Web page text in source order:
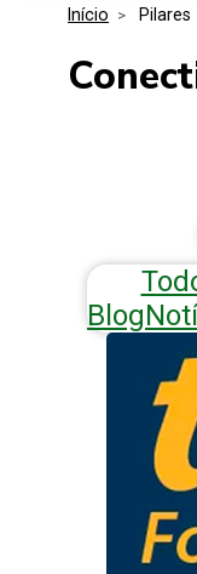
Media Kit
Eventos
Início > Pilares
Blog